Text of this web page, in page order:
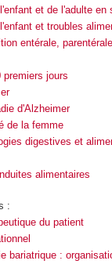
et de l'adulte en
et troubles
entérale,
premiers jours
d'Alzheimer
de la femme
digestives et
alimentaires
:
du patient
bariatrique :